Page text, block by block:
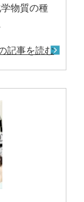
物質の種
記事を読む